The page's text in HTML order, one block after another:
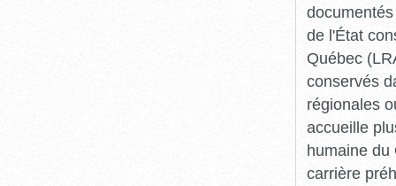
de l'État
Québec
conservés
régionales
accueille
humaine du
carrière